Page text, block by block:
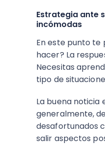
Estrategia ante
incómodas
En este punto te
hacer? La
Necesitas
tipo de
La buena noticia
generalmente,
desafortunados
salir aspectos